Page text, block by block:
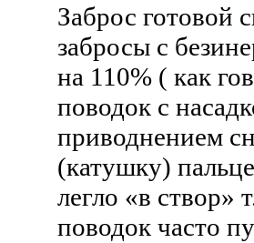
Заброс готовой
забросы с
на 110% ( как
поводок с
приводнением
(катушку)
легло «в створ»
поводок часто